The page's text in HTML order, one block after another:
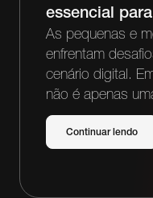
essencial
As pequenas e
enfrentam
cenário digital.
não é apenas
Continuar lendo